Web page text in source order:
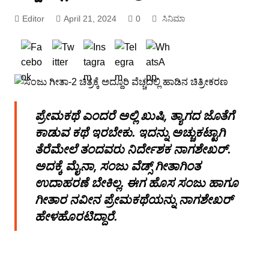
Editor April 21, 2024 0 ಸಿನಿಮಾ
ಪ್ರೇಮಕಥೆ ಎಂದರೆ ಅಲ್ಲಿ ಖುಷಿ, ತ್ಯಾಗದ ಜೊತೆಗೆ
ಕಾಡುವ ಕಥೆ ಇರಬೇಕು. ಇದನ್ನು ಅಚ್ಚುಕಟ್ಟಾಗಿ
ತೆರೆಮೇಲೆ ತಂದವರು ನಿರ್ದೇಶಕ ನಾಗಶೇಖರ್.
ಅದಕ್ಕೆ ಮೈನಾ, ಸಂಜು ವೆಡ್ಸ್ ಗೀತಾಗಿಂತ
ಉದಾಹರಣೆ ಬೇಕಿಲ್ಲ. ಈಗ ಹೊಸ ಸಂಜು ಹಾಗೂ
ಗೀತಾರ ನವೀನ ಪ್ರೇಮಕಥೆಯನ್ನು ನಾಗಶೇಖರ್
ಹೇಳಹೊರಟಿದ್ದಾರೆ.